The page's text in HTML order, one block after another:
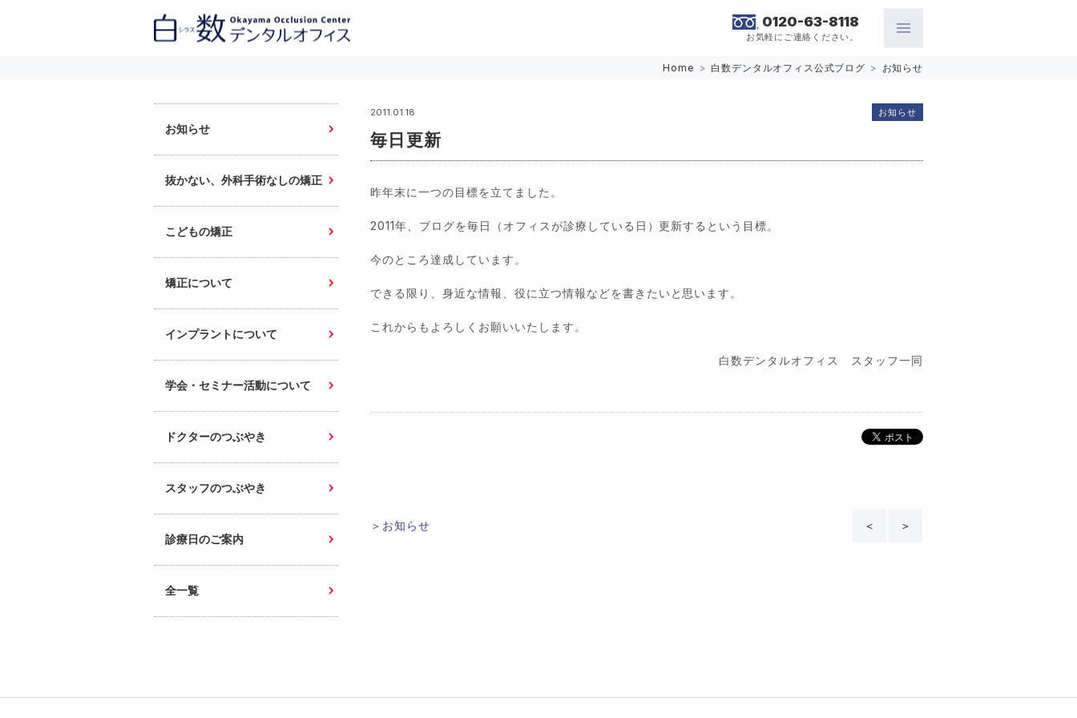
0120-63-8118
お気軽にご連絡ください。
Home > 白数デンタルオフィス公式ブログ > お知らせ
2011.01.18
毎日更新
お知らせ
昨年末に一つの目標を立てました。
2011年、ブログを毎日（オフィスが診療している日）更新するという目標。
今のところ達成しています。
できる限り、身近な情報、役に立つ情報などを書きたいと思います。
これからもよろしくお願いいたします。
白数デンタルオフィス スタッフ一同
＞お知らせ ＜ ＞
お知らせ
抜かない、外科手術なしの矯正
こどもの矯正
矯正について
インプラントについて
学会・セミナー活動について
ドクターのつぶやき
スタッフのつぶやき
診療日のご案内
全一覧